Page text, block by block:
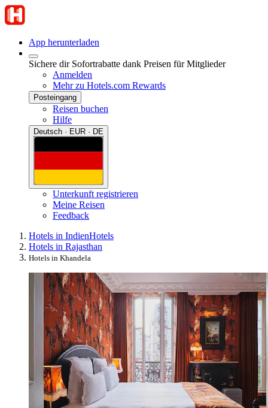
App herunterladen
Sichere dir Sofortrabatte dank Preisen für Mitglieder
Anmelden
Mehr zu Hotels.com Rewards
Posteingang
Reisen buchen
Hilfe
Deutsch · EUR · DE
Unterkunft registrieren
Meine Reisen
Feedback
Hotels in IndienHotels
Hotels in Rajasthan
Hotels in Khandela